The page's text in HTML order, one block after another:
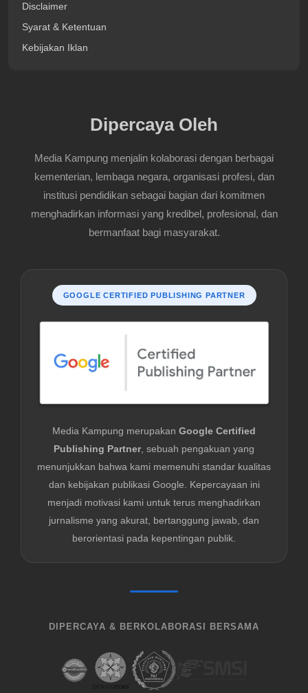
Disclaimer
Syarat & Ketentuan
Kebijakan Iklan
Dipercaya Oleh
Media Kampung menjalin kolaborasi dengan berbagai
kementerian, lembaga negara, organisasi profesi, dan
institusi pendidikan sebagai bagian dari komitmen
menghadirkan informasi yang kredibel, profesional, dan
bermanfaat bagi masyarakat.
GOOGLE CERTIFIED PUBLISHING PARTNER
Media Kampung merupakan Google Certified
Publishing Partner, sebuah pengakuan yang
menunjukkan bahwa kami memenuhi standar kualitas
dan kebijakan publikasi Google. Kepercayaan ini
menjadi motivasi kami untuk terus menghadirkan
jurnalisme yang akurat, bertanggung jawab, dan
berorientasi pada kepentingan publik.
DIPERCAYA & BERKOLABORASI BERSAMA